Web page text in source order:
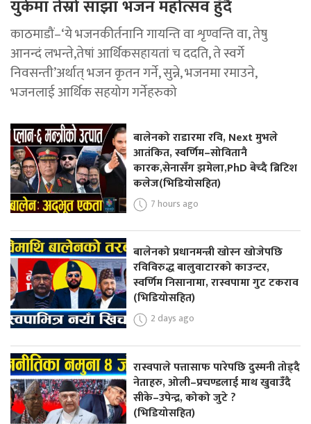
युकेमा तेस्रो साझा भजन महोत्सव हुँदै
काठमाडौं–‘ये भजनकीर्तनानि गायन्ति वा शृण्वन्ति वा, तेषु
आनन्दं लभन्ते,तेषां आर्थिकसहायतां च ददति, ते स्वर्गे
निवसन्ती’अर्थात् भजन कृतन गर्ने, सुन्ने, भजनमा रमाउने,
भजनलाई आर्थिक सहयोग गर्नेहरुको
बालेनको राडारमा रवि, Next मुभले
आतंकित, स्वर्णिम–सोवितानै
कारक,सेनासँग झमेला,PhD बेच्दै ब्रिटिश
कलेज(भिडियोसहित)
7 hours ago
बालेनको प्रधानमन्त्री खोस्न खोजेपछि
रविविरुद्ध बालुवाटारको काउन्टर,
स्वर्णिम निसानामा, रास्वपामा गुट टकराव
(भिडियोसहित)
2 days ago
रास्वपाले पत्तासाफ पारेपछि दुस्मनी तोड्दै
नेताहरु, ओली–प्रचण्डलाई माथ खुवाउँदै
सीके–उपेन्द्र, कोको जुटे ?
(भिडियोसहित)